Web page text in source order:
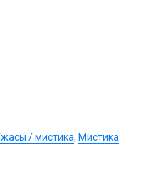
/ мистика, Мистика